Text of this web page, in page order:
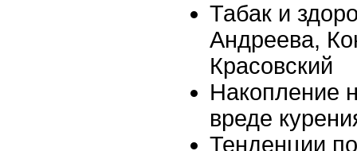
Табак и
Андреева,
Красовский
Накопление
вреде
Тенденции